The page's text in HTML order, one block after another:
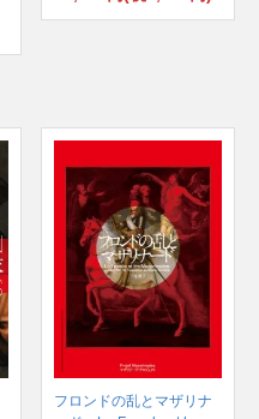
フロンドの乱とマザリナ